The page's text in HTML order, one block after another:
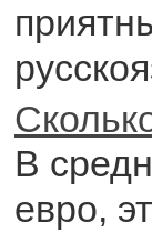
В
евро,